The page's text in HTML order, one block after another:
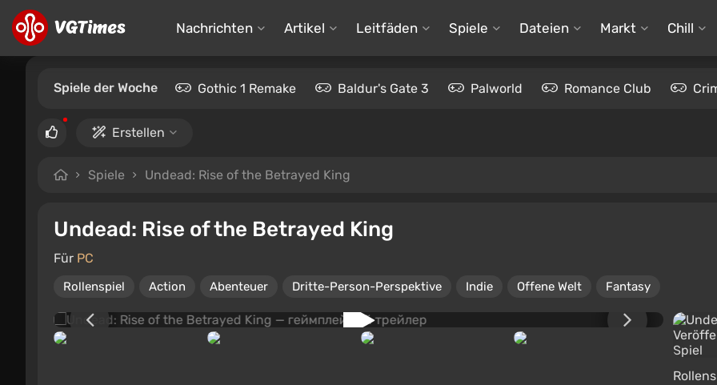
Nachrichten Artikel Leitfäden Spiele Dateien Markt Chill
Spiele der Woche Gothic 1 Remake Baldur's Gate 3 Palworld Romance Club
Erstellen
Spiele Undead: Rise of the Betrayed King
Undead: Rise of the Betrayed King
Für PC
Rollenspiel Action Abenteuer Dritte-Person-Perspektive Indie Offene Welt Fantasy